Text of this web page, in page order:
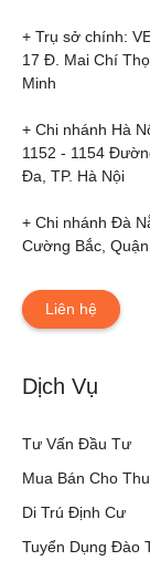
+ Trụ sở chính:
17 Đ. Mai Chí
Minh
+ Chi nhánh Hà
1152 - 1154
Đa, TP. Hà Nội
+ Chi nhánh Đà
Cường Bắc,
Liên hệ
Dịch Vụ
Tư Vấn Đầu Tư
Mua Bán Cho
Di Trú Định Cư
Tuyển Dụng Đào